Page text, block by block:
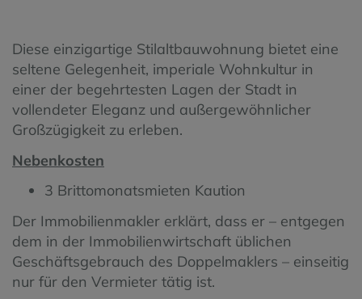
Diese einzigartige Stilaltbauwohnung bietet eine
seltene Gelegenheit, imperiale Wohnkultur in
einer der begehrtesten Lagen der Stadt in
vollendeter Eleganz und außergewöhnlicher
Großzügigkeit zu erleben.
Nebenkosten
3 Brittomonatsmieten Kaution
Der Immobilienmakler erklärt, dass er – entgegen
dem in der Immobilienwirtschaft üblichen
Geschäftsgebrauch des Doppelmaklers – einseitig
nur für den Vermieter tätig ist.